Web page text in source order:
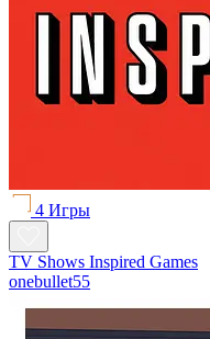
4 Игры
TV Shows Inspired Games
onebullet55